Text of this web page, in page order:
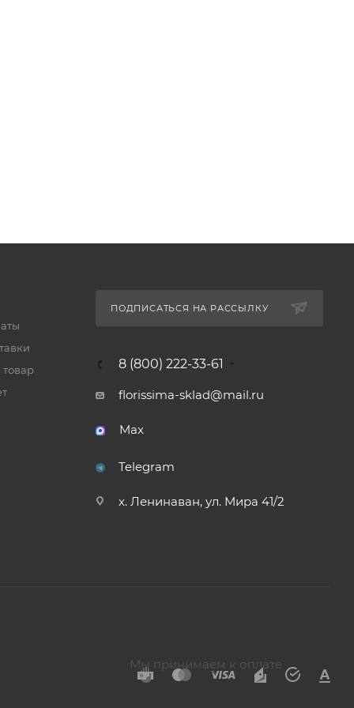
ПОДПИСАТЬСЯ НА РАССЫЛКУ
8 (800) 222-33-61
florissima-sklad@mail.ru
Max
Telegram
х. Ленинаван, ул. Мира 41/2
Мы принимаем к оплате